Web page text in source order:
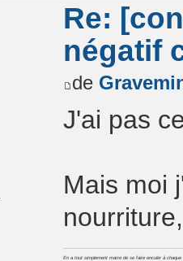
Re:
négatif
de
J'ai pas
Mais moi
En a tout simplement marre de se faire enculer à